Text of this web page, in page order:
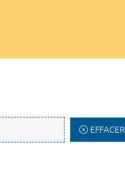
EFFACER